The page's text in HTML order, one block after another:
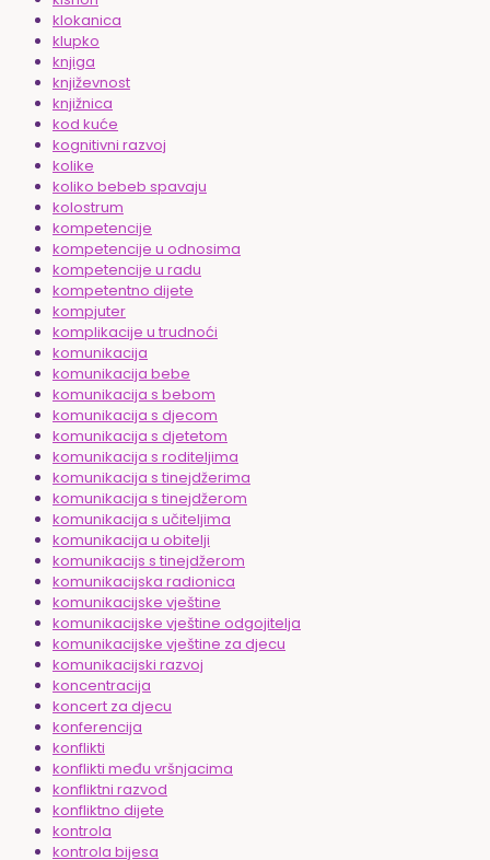
klokanica
klupko
knjiga
književnost
knjižnica
kod kuće
kognitivni razvoj
kolike
koliko bebeb spavaju
kolostrum
kompetencije
kompetencije u odnosima
kompetencije u radu
kompetentno dijete
kompjuter
komplikacije u trudnoći
komunikacija
komunikacija bebe
komunikacija s bebom
komunikacija s djecom
komunikacija s djetetom
komunikacija s roditeljima
komunikacija s tinejdžerima
komunikacija s tinejdžerom
komunikacija s učiteljima
komunikacija u obitelji
komunikacijs s tinejdžerom
komunikacijska radionica
komunikacijske vještine
komunikacijske vještine odgojitelja
komunikacijske vještine za djecu
komunikacijski razvoj
koncentracija
koncert za djecu
konferencija
konflikti
konflikti među vršnjacima
konfliktni razvod
konfliktno dijete
kontrola
kontrola bijesa